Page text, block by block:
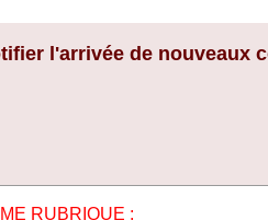
l'arrivée de nouveaux
RUBRIQUE :